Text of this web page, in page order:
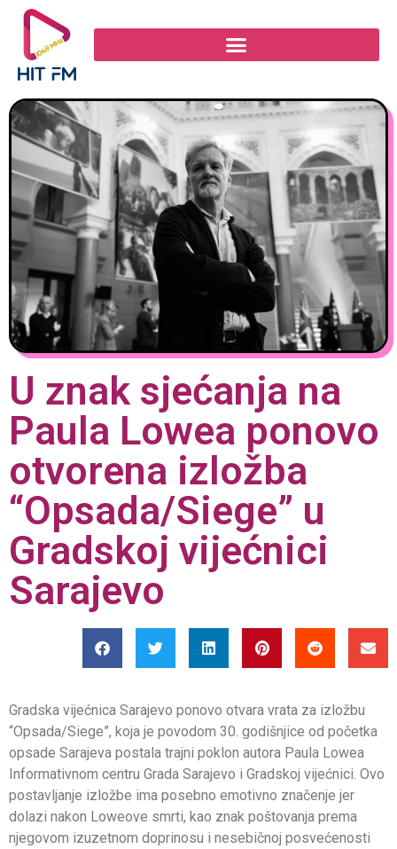
U znak sjećanja na
Paula Lowea ponovo
otvorena izložba
“Opsada/Siege” u
Gradskoj vijećnici
Sarajevo
Gradska vijećnica Sarajevo ponovo otvara vrata za izložbu
“Opsada/Siege”, koja je povodom 30. godišnjice od početka
opsade Sarajeva postala trajni poklon autora Paula Lowea
Informativnom centru Grada Sarajevo i Gradskoj vijećnici. Ovo
postavljanje izložbe ima posebno emotivno značenje jer
dolazi nakon Loweove smrti, kao znak poštovanja prema
njegovom izuzetnom doprinosu i nesebičnoj posvećenosti